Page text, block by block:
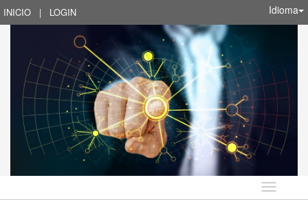
INICIO | LOGIN Idioma
Idioma